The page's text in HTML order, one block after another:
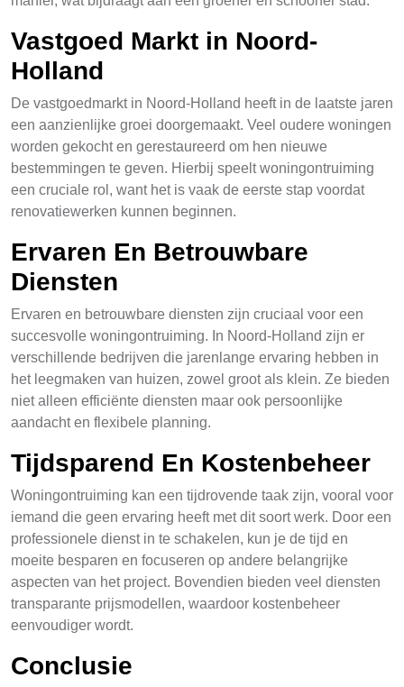
Vastgoed Markt in Noord-
Holland
De vastgoedmarkt in Noord-Holland heeft in de laatste jaren
een aanzienlijke groei doorgemaakt. Veel oudere woningen
worden gekocht en gerestaureerd om hen nieuwe
bestemmingen te geven. Hierbij speelt woningontruiming
een cruciale rol, want het is vaak de eerste stap voordat
renovatiewerken kunnen beginnen.
Ervaren En Betrouwbare
Diensten
Ervaren en betrouwbare diensten zijn cruciaal voor een
succesvolle woningontruiming. In Noord-Holland zijn er
verschillende bedrijven die jarenlange ervaring hebben in
het leegmaken van huizen, zowel groot als klein. Ze bieden
niet alleen efficiënte diensten maar ook persoonlijke
aandacht en flexibele planning.
Tijdsparend En Kostenbeheer
Woningontruiming kan een tijdrovende taak zijn, vooral voor
iemand die geen ervaring heeft met dit soort werk. Door een
professionele dienst in te schakelen, kun je de tijd en
moeite besparen en focuseren op andere belangrijke
aspecten van het project. Bovendien bieden veel diensten
transparante prijsmodellen, waardoor kostenbeheer
eenvoudiger wordt.
Conclusie